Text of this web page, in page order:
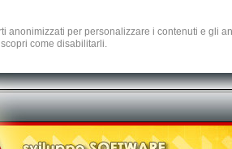
anonimizzati per personalizzare i contenuti e gli
come disabilitarli.